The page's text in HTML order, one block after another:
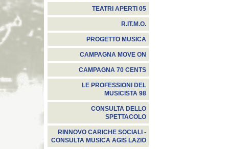
TEATRI APERTI 05
R.IT.M.O.
PROGETTO MUSICA
CAMPAGNA MOVE ON
CAMPAGNA 70 CENTS
LE PROFESSIONI DEL
MUSICISTA 98
CONSULTA DELLO
SPETTACOLO
RINNOVO CARICHE SOCIALI -
CONSULTA MUSICA AGIS LAZIO